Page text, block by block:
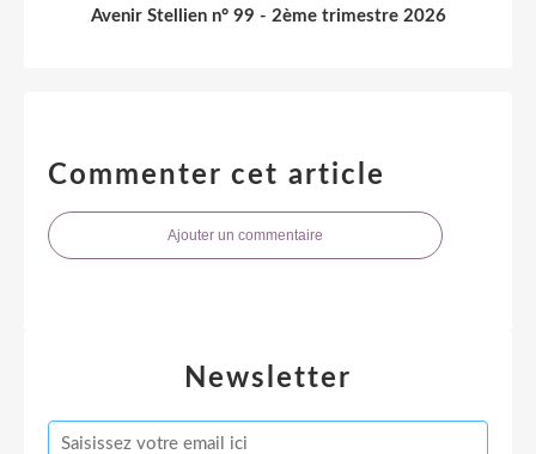
Avenir Stellien n° 99 - 2ème trimestre 2026
Commenter cet article
Ajouter un commentaire
Newsletter